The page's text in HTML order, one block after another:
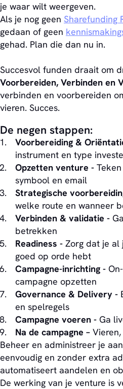
je waar wilt weergeven.
Als je nog geen Sharefunding
gedaan of geen
gehad. Plan die dan nu in.
Succesvol funden draait om
Voorbereiden, Verbinden en
verbinden en voorbereiden
vieren. Succes.
De negen stappen:
Voorbereiding &
instrument en type
Opzetten venture -
symbool en email
Strategische
welke route en wanneer
Verbinden & validatie -
betrekken
Readiness - Zorg dat je al
goed op orde hebt
Campagne-inrichting -
campagne opzetten
Governance & Delivery -
en spelregels
Campagne voeren - Ga
Na de campagne –
Beheer en administreer je
eenvoudig en zonder extra
automatiseert aandelen en
De werking van je venture is